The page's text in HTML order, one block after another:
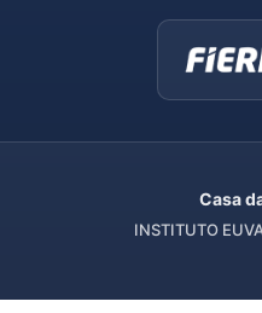
Casa
INSTITUTO